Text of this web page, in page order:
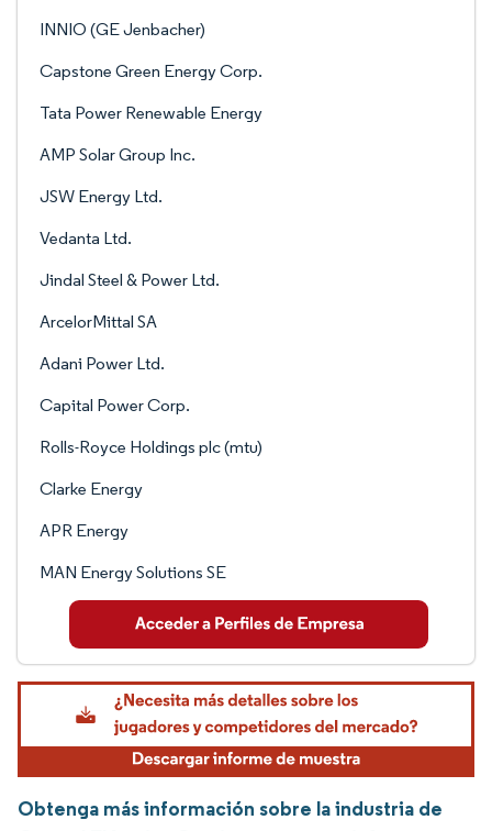
INNIO (GE Jenbacher)
Capstone Green Energy Corp.
Tata Power Renewable Energy
AMP Solar Group Inc.
JSW Energy Ltd.
Vedanta Ltd.
Jindal Steel & Power Ltd.
ArcelorMittal SA
Adani Power Ltd.
Capital Power Corp.
Rolls-Royce Holdings plc (mtu)
Clarke Energy
APR Energy
MAN Energy Solutions SE
Obtenga más información sobre la industria de